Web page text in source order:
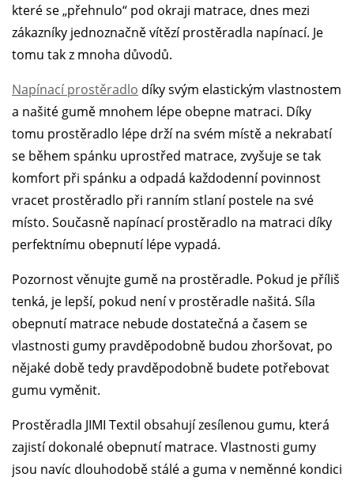
které se „přehnulo“ pod okraji matrace, dnes mezi
zákazníky jednoznačně vítězí prostěradla napínací. Je
tomu tak z mnoha důvodů.
Napínací prostěradlo díky svým elastickým vlastnostem
a našité gumě mnohem lépe obepne matraci. Díky
tomu prostěradlo lépe drží na svém místě a nekrabatí
se během spánku uprostřed matrace, zvyšuje se tak
komfort při spánku a odpadá každodenní povinnost
vracet prostěradlo při ranním stlaní postele na své
místo. Současně napínací prostěradlo na matraci díky
perfektnímu obepnutí lépe vypadá.
Pozornost věnujte gumě na prostěradle. Pokud je příliš
tenká, je lepší, pokud není v prostěradle našitá. Síla
obepnutí matrace nebude dostatečná a časem se
vlastnosti gumy pravděpodobně budou zhoršovat, po
nějaké době tedy pravděpodobně budete potřebovat
gumu vyměnit.
Prostěradla JIMI Textil obsahují zesílenou gumu, která
zajistí dokonalé obepnutí matrace. Vlastnosti gumy
jsou navíc dlouhodobě stálé a guma v neměnné kondici